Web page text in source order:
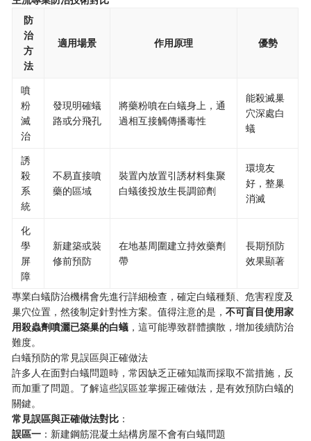
防
治
方
法
適用場景 作用原理 優勢
噴
粉
滅
治
發現明確蟻
路或分飛孔
將藥粉噴在白蟻身上，通
過相互接觸傳播毒性
能殺滅巢
穴深處白
蟻
誘
殺
系
統
不易直接噴
藥的區域
裝置內放置引誘材料集聚
白蟻後投放生長調節劑
環境友
好，整巢
消滅
化
學
屏
障
新建築或裝
修前預防
在地基周圍建立持效藥劑
帶
長期預防
效果顯著
專業白蟻防治機構會先進行詳細檢查，確定白蟻種類、危害程度及
巢穴位置，然後制定針對性方案。值得注意的是，不可盲目使用家
用殺蟲劑噴灑已築巢的白蟻 ，這可能導致群體擴散，增加後續防治
難度。
白蟻預防的常見誤區與正確做法
許多人在面對白蟻問題時，常因缺乏正確知識而採取不當措施，反
而加重了問題。了解這些誤區並掌握正確做法，是有效預防白蟻的
關鍵。
常見誤區與正確做法對比 ：
誤區一 ：新建鋼筋混凝土結構房屋不會有白蟻問題